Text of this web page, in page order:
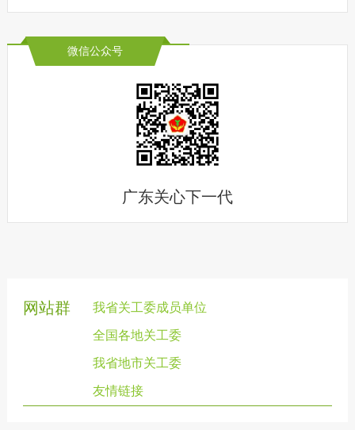
微信公众号
广东关心下一代
网站群 我省关工委成员单位
全国各地关工委
我省地市关工委
友情链接